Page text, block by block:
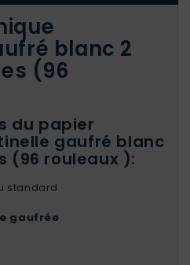
blanc 2
(96
du papier
gaufré blanc
(96 rouleaux ):
standard
gaufrée